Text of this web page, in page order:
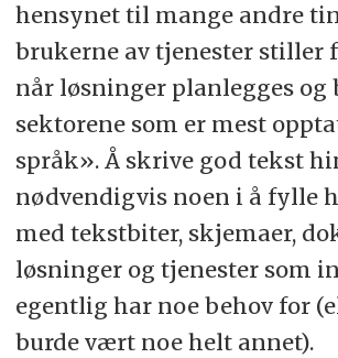
hensynet til mange andre
brukerne av tjenester stiller
når løsninger planlegges og
sektorene som er mest
språk». Å skrive god tekst
nødvendigvis noen i å fylle
med tekstbiter, skjemaer,
løsninger og tjenester som
egentlig har noe behov for
burde vært noe helt annet).